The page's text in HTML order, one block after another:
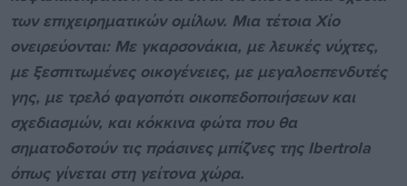
των επιχειρηματικών ομίλων. Μια τέτοια Χίο
ονειρεύονται: Με γκαρσονάκια, με λευκές νύχτες,
με ξεσπιτωμένες οικογένειες, με μεγαλοεπενδυτές
γης, με τρελό φαγοπότι οικοπεδοποιήσεων και
σχεδιασμών, και κόκκινα φώτα που θα
σηματοδοτούν τις πράσινες μπίζνες τηςIbertrola
όπως γίνεται στη γείτονα χώρα.